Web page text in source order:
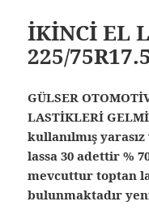
İKİNCİ EL
225/
GÜLSER
LASTİKLERİ
kullanılmış
lassa 30 adettir %
mevcuttur toptan
bulunmaktadır